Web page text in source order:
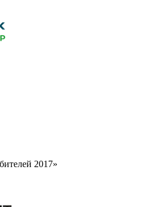
2017»